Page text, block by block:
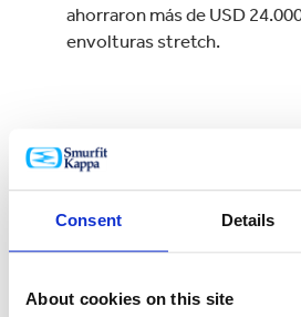
Consent Details
About cookies on this site
ahorraron más de USD
envolturas stretch.